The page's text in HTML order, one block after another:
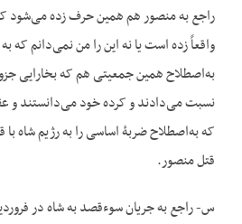
راجع به منصور هم همین حرف زده می‌شود
واقعاً زده است یا نه این را من نمی‌دانم که
به‌اصطلاح همین جمعیتی هم که بخارایی جزو
نسبت می‌دادند و کرده خود می‌دانستند و
که به‌اصطلاح ضربۀ اساسی را به رژیم شاه با
قتل منصور.